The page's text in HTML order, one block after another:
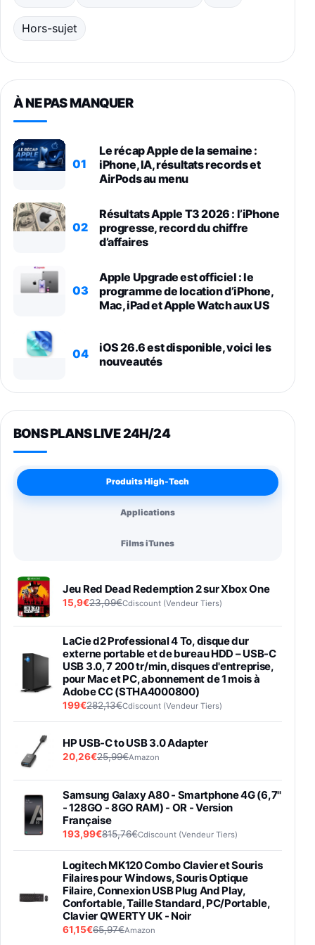
Hors-sujet
À NE PAS MANQUER
01
Le récap Apple de la semaine :
iPhone, IA, résultats records et
AirPods au menu
02
Résultats Apple T3 2026 : l’iPhone
progresse, record du chiffre
d’affaires
03
Apple Upgrade est officiel : le
programme de location d’iPhone,
Mac, iPad et Apple Watch aux US
04
iOS 26.6 est disponible, voici les
nouveautés
BONS PLANS LIVE 24H/24
Produits High-Tech
Applications
Films iTunes
Jeu Red Dead Redemption 2 sur Xbox One
15,9€23,09€Cdiscount (Vendeur Tiers)
LaCie d2 Professional 4 To, disque dur
externe portable et de bureau HDD – USB-C
USB 3.0, 7 200 tr/min, disques d'entreprise,
pour Mac et PC, abonnement de 1 mois à
Adobe CC (STHA4000800)
199€282,13€Cdiscount (Vendeur Tiers)
HP USB-C to USB 3.0 Adapter
20,26€25,99€Amazon
Samsung Galaxy A80 - Smartphone 4G (6,7''
- 128GO - 8GO RAM) - OR - Version
Française
193,99€815,76€Cdiscount (Vendeur Tiers)
Logitech MK120 Combo Clavier et Souris
Filaires pour Windows, Souris Optique
Filaire, Connexion USB Plug And Play,
Confortable, Taille Standard, PC/Portable,
Clavier QWERTY UK - Noir
61,15€65,97€Amazon